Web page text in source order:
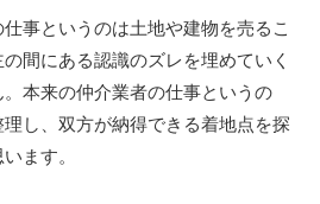
事というのは土地や建物を売るこ
間にある認識のズレを埋めていく
本来の仲介業者の仕事というの
し、双方が納得できる着地点を探
ます。